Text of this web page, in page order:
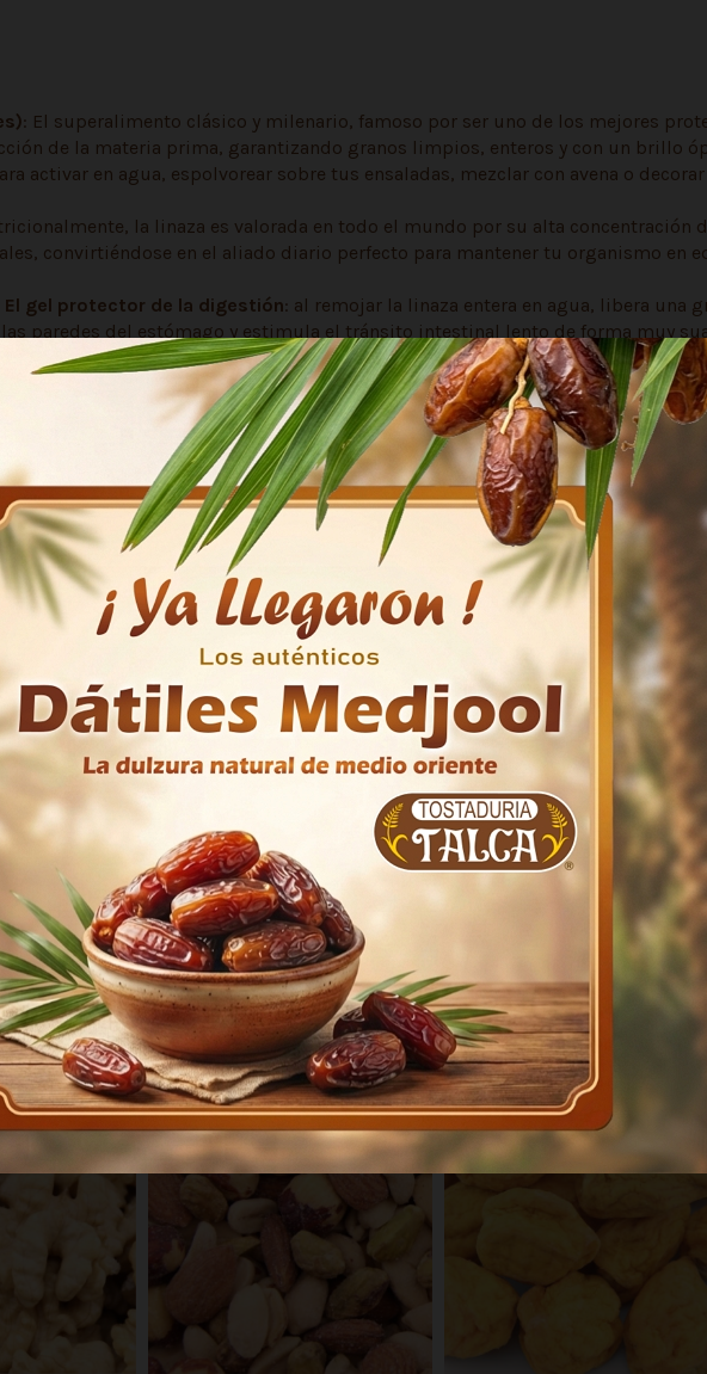
: El superalimento clásico y milenario, famoso por ser uno de los mejores
de la materia prima, garantizando granos limpios, enteros y con un brillo
activar en agua, espolvorear sobre tus ensaladas, mezclar con avena o
la linaza es valorada en todo el mundo por su alta concentración
convirtiéndose en el aliado diario perfecto para mantener tu organismo en
El gel protector de la digestión: al remojar la linaza entera en agua, libera una
paredes del estómago y estimula el tránsito intestinal lento de forma muy
una grasa saludable esencial para cuidar tu corazón y combatir la inflamación.
que ayudan a equilibrar las hormonas y protegen tus células.
: En Tostaduría Talca nos aseguramos de que disfrutes de un producto limpio
por un proceso de tamizado mecánico para eliminar polvillos o impurezas,
semillas crudas sin procesos térmicos ni aditivos, manteniendo intactas sus
y consumir a la brevedad. Conservar en ambientes limpios, frescos y
significativamente en su duración.
Tostaduría Talca
Importado
compraron: